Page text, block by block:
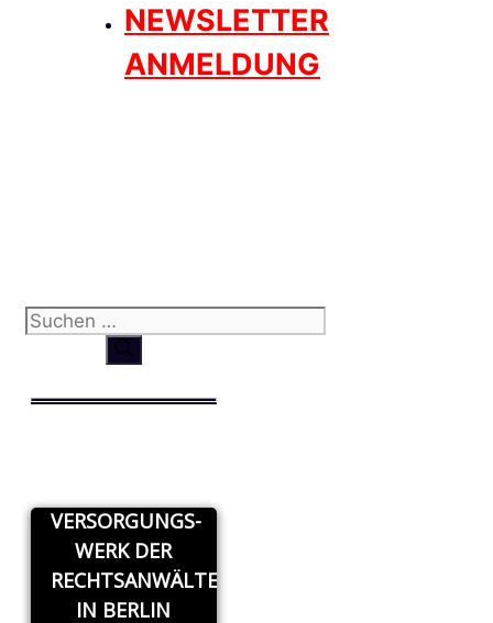
NEWSLETTER
ANMELDUNG
Suchen
VERSORGUNGS-
WERK DER
RECHTSANWÄLTE
IN BERLIN